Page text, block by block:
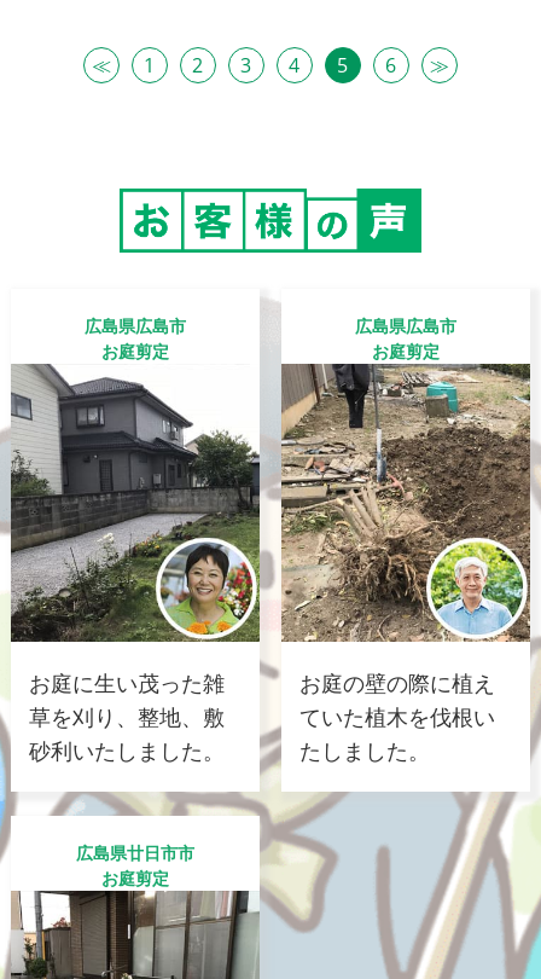
≪ 1 2 3 4 5 6 ≫
広島県広島市
お庭剪定
お庭に生い茂った雑
草を刈り、整地、敷
砂利いたしました。
広島県広島市
お庭剪定
お庭の壁の際に植え
ていた植木を伐根い
たしました。
広島県廿日市市
お庭剪定